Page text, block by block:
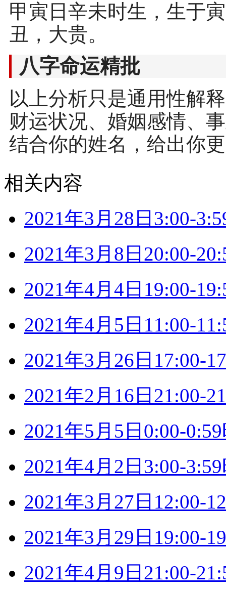
甲寅日辛未时生，生于
丑，大贵。
八字命运精批
以上分析只是通用性解
财运状况、婚姻感情、
结合你的姓名，给出你
相关内容
2021年3月28日3:00-
2021年3月8日20:00-
2021年4月4日19:00-
2021年4月5日11:00-
2021年3月26日17:00-
2021年2月16日21:00-
2021年5月5日0:00-
2021年4月2日3:00-
2021年3月27日12:00-
2021年3月29日19:00-
2021年4月9日21:00-